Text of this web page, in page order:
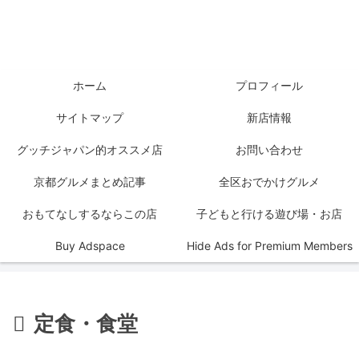
ホーム プロフィール
サイトマップ 新店情報
グッチジャパン的オススメ店 お問い合わせ
京都グルメまとめ記事 全区おでかけグルメ
おもてなしするならこの店 子どもと行ける遊び場・お店
Buy Adspace Hide Ads for Premium Members
定食・食堂